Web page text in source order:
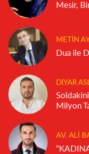
Mesir,
METIN
Dua ile
DIYAR
Milyon
AV. ALI